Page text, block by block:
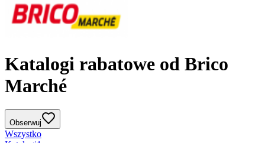
Katalogi rabatowe od Brico
Marché
Obserwuj
Wszystko